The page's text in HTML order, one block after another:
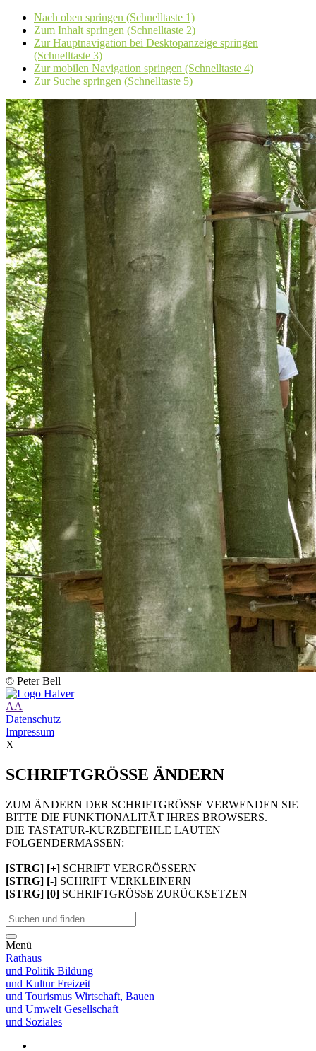
Nach oben springen (Schnelltaste 1)
Zum Inhalt springen (Schnelltaste 2)
Zur Hauptnavigation bei Desktopanzeige springen
(Schnelltaste 3)
Zur mobilen Navigation springen (Schnelltaste 4)
Zur Suche springen (Schnelltaste 5)
© Peter Bell
AA
Datenschutz
Impressum
X
SCHRIFTGRÖSSE ÄNDERN
ZUM ÄNDERN DER SCHRIFTGRÖSSE VERWENDEN SIE
BITTE DIE FUNKTIONALITÄT IHRES BROWSERS.
DIE TASTATUR-KURZBEFEHLE LAUTEN
FOLGENDERMASSEN:
[STRG] [+] SCHRIFT VERGRÖSSERN
[STRG] [-] SCHRIFT VERKLEINERN
[STRG] [0] SCHRIFTGRÖSSE ZURÜCKSETZEN
Menü
Rathaus
und Politik Bildung
und KulturFreizeit
und Tourismus Wirtschaft, Bauen
und Umwelt Gesellschaft
und Soziales